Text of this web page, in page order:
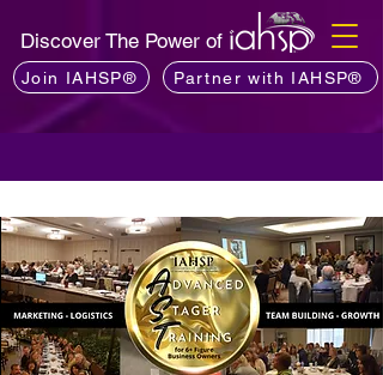
Discover The Power of
Join IAHSP® Partner with IAHSP®